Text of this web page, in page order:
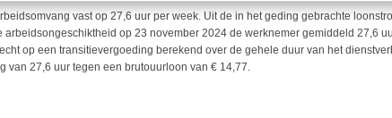
vast op 27,6 uur per week. Uit de in het geding gebrachte
arbeidsongeschiktheid op 23 november 2024 de werknemer gemiddeld 27,6
op een transitievergoeding berekend over de gehele duur van het
van 27,6 uur tegen een brutouurloon van € 14,77.